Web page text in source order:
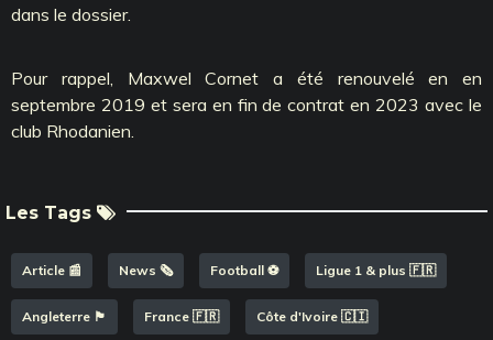
dans le dossier.
Pour rappel, Maxwel Cornet a été renouvelé en en
septembre 2019 et sera en fin de contrat en 2023 avec le
club Rhodanien.
Les Tags
Article 📰 News 🗞️ Football ⚽️ Ligue 1 & plus 🇫🇷
Angleterre 🏴󠁧󠁢󠁥󠁮󠁧󠁿 France 🇫🇷 Côte d'Ivoire 🇨🇮